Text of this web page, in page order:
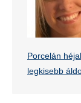
Porcelán
legkisebb